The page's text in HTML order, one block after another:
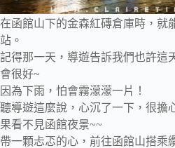
在函館山下的金森紅磚倉庫時，就
站。
記得那一天，導遊告訴我們也許這
會很好~
因為下雨，怕會霧濛濛一片！
聽導遊這麼說，心沉了一下，很擔
果看不見函館夜景~~
帶一顆忐忑的心，前往函館山搭乘